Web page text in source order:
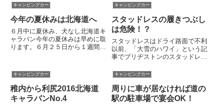
キャンピングカー
今年の夏休みは北海道へ
６月中に夏休み、犬なし北海道キ
ャラバン今年の夏休みは早めに取
ります。６月２５日から１週間、
てワンポイントでしかまとまった
休暇がとれそうもありません。急
遽休みが決ったので海外の手配
も...
キャンピングカー
スタッドレスの履きつぶし
は危険！？
スタッドレスはドライ路面で不利
以前、「大雪のハワイ」という記
事でブリヂストンのスタッドレス
ッションを書きました。このスタ
というのが当方の感想。スタッド
レス特有の不安定感（グニャグ...
キャンピングカー
稚内から利尻2016北海道
キャラバンNo.4
キャンピングカー
周りに車が居なければ道の
駅の駐車場で宴会OK！